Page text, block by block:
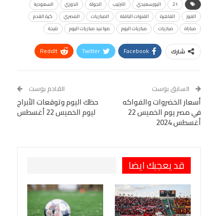
21 البورسعيدي الترتيب الجولة الدوري
السعودية
الفوز
القاهرة القنوات الناقلة المباريات المصري
كرة القدم
مباراة
مباريات مباريات اليوم مواعيد مباريات اليوم نتيجة
شارك Facebook
Twitter
ReddIt
Tumblr
البريد الإلكتروني
StumbleUpon
VK
Digg
LINE
BlackBerry
Viber
السابق بوست
أسعار الخضروات والفواكه
في مصر يوم الخميس 22
أغسطس 2024
القادم بوست
حظك اليوم وتوقعات الأبراج
ليوم الخميس 22 أغسطس
قد يعجبك ايضا